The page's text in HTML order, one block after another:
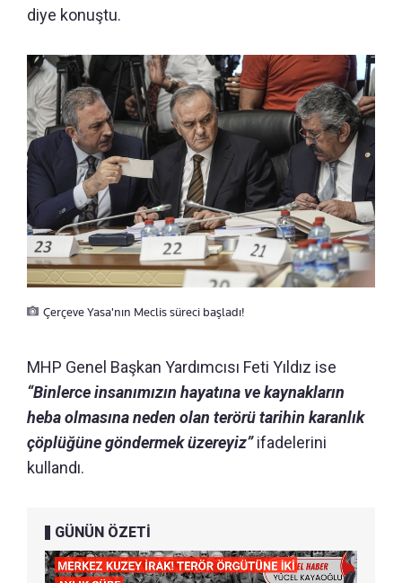
diye konuştu.
Çerçeve Yasa'nın Meclis süreci başladı!
MHP Genel Başkan Yardımcısı Feti Yıldız ise
“Binlerce insanımızın hayatına ve kaynakların
heba olmasına neden olan terörü tarihin karanlık
çöplüğüne göndermek üzereyiz”ifadelerini
kullandı.
GÜNÜN ÖZETİ